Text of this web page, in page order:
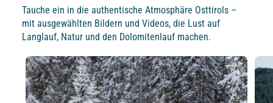
Tauche ein in die authentische Atmosphäre Osttirols –
mit ausgewählten Bildern und Videos, die Lust auf
Langlauf, Natur und den Dolomitenlauf machen.